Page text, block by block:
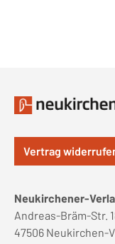
Vertrag
Neukirchener-
Andreas-Bräm-Str.
47506 Neukirchen-